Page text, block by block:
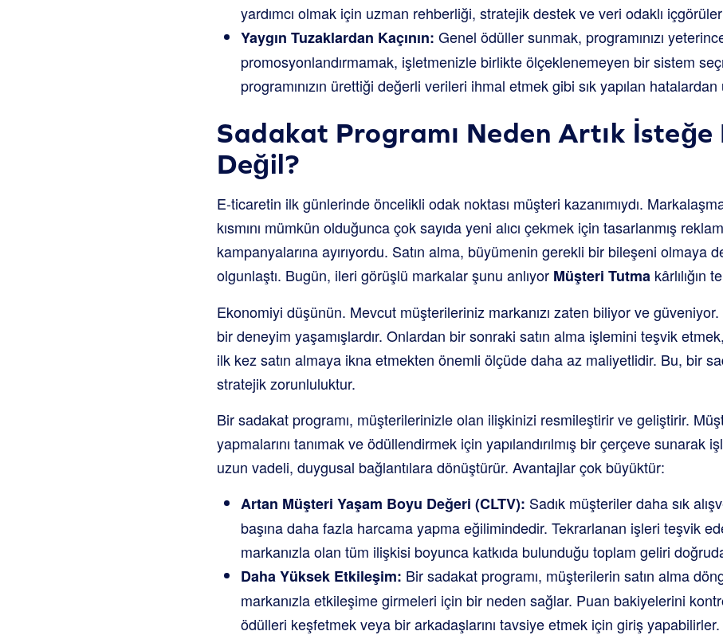
yardımcı olmak için uzman rehberliği, stratejik destek ve veri odaklı
Yaygın Tuzaklardan Kaçının: Genel ödüller sunmak, programınızı
promosyonlandırmamak, işletmenizle birlikte ölçeklenemeyen bir sistem
programınızın ürettiği değerli verileri ihmal etmek gibi sık yapılan
Sadakat Programı Neden Artık İsteğe
Değil?
E-ticaretin ilk günlerinde öncelikli odak noktası müşteri kazanımıydı.
kısmını mümkün olduğunca çok sayıda yeni alıcı çekmek için tasarlanmış
kampanyalarına ayırıyordu. Satın alma, büyümenin gerekli bir bileşeni olmaya
olgunlaştı. Bugün, ileri görüşlü markalar şunu anlıyor Müşteri Tutma kârlılığın
Ekonomiyi düşünün. Mevcut müşterileriniz markanızı zaten biliyor ve
bir deneyim yaşamışlardır. Onlardan bir sonraki satın alma işlemini teşvik
ilk kez satın almaya ikna etmekten önemli ölçüde daha az maliyetlidir. Bu, bir
stratejik zorunluluktur.
Bir sadakat programı, müşterilerinizle olan ilişkinizi resmileştirir ve geliştirir.
yapmalarını tanımak ve ödüllendirmek için yapılandırılmış bir çerçeve sunarak
uzun vadeli, duygusal bağlantılara dönüştürür. Avantajlar çok büyüktür:
Artan Müşteri Yaşam Boyu Değeri (CLTV): Sadık müşteriler daha sık
başına daha fazla harcama yapma eğilimindedir. Tekrarlanan işleri teşvik
markanızla olan tüm ilişkisi boyunca katkıda bulunduğu toplam geliri
Daha Yüksek Etkileşim: Bir sadakat programı, müşterilerin satın alma
markanızla etkileşime girmeleri için bir neden sağlar. Puan bakiyelerini
ödülleri keşfetmek veya bir arkadaşlarını tavsiye etmek için giriş